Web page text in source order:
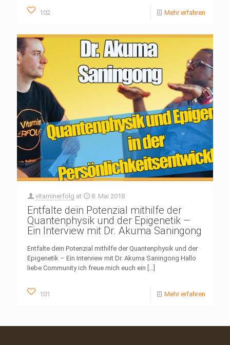
102 Mehr erfahren
vitaminerfolg at 8. Mai 2018
Entfalte dein Potenzial mithilfe der
Quantenphysik und der Epigenetik –
Ein Interview mit Dr. Akuma Saningong
Entfalte dein Potenzial mithilfe der Quantenphysik und der
Epigenetik – Ein Interview mit Dr. Akuma Saningong Hallo
liebe Community ich freue mich euch ein […]
101 Mehr erfahren